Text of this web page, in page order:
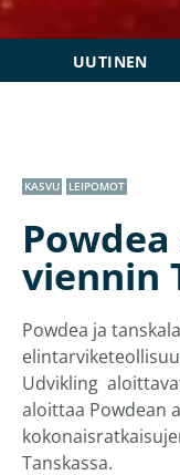
UUTINEN
KASVU LEIPOMOT
viennin
Powdea ja
Udvikling
aloittaa Powdean
Tanskassa.